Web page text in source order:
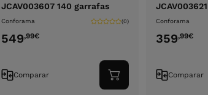
JCAV003607 140 garrafas
Conforama (0)
549,99€
Comparar
Adicionar
ao
Conforama
359,99€
Comparar